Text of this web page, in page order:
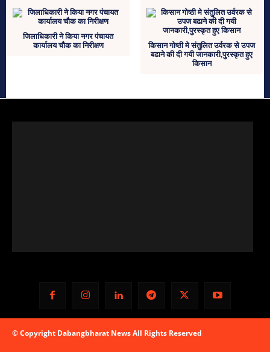
जिलाधिकारी ने किया नगर पंचायत
कार्यालय चौक का निरीक्षण
किसान गोष्ठी मे संतुलित उर्वरक से उपज
बढाने की दी गयी जानकारी,पुरस्कृत हुए
किसान
© Copyright Dabangbharat News All Rights Reserved